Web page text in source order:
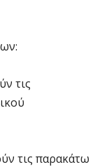
τις
τις παρακάτω